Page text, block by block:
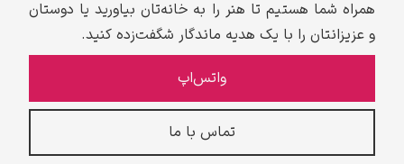
همراه شما هستیم تا هنر را به خانه‌تان بیاورید یا دوستان
و عزیزانتان را با یک هدیه ماندگار شگفت‌زده کنید.
واتس‌اپ
تماس با ما